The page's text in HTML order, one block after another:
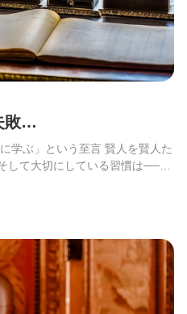
敗…
学ぶ」という至言 賢人を賢人た
して大切にしている習慣は──…